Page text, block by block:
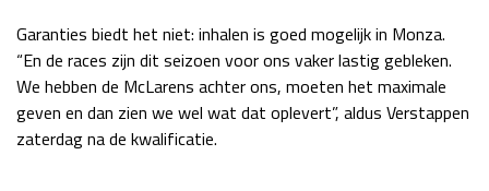
Garanties biedt het niet: inhalen is goed mogelijk in Monza.
“En de races zijn dit seizoen voor ons vaker lastig gebleken.
We hebben de McLarens achter ons, moeten het maximale
geven en dan zien we wel wat dat oplevert”, aldus Verstappen
zaterdag na de kwalificatie.